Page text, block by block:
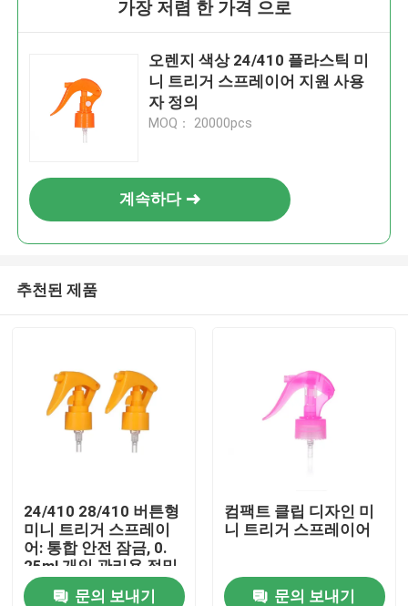
가장 저렴 한 가격 으로
오렌지 색상 24/410 플라스틱 미
니 트리거 스프레이어 지원 사용
자 정의
MOQ： 20000pcs
계속하다
추천된 제품
24/410 28/410 버튼형
미니 트리거 스프레이
어: 통합 안전 잠금, 0.
25ml 개인 관리용 정밀
복용량
문의 보내기
컴팩트 클립 디자인 미
니 트리거 스프레이어
문의 보내기